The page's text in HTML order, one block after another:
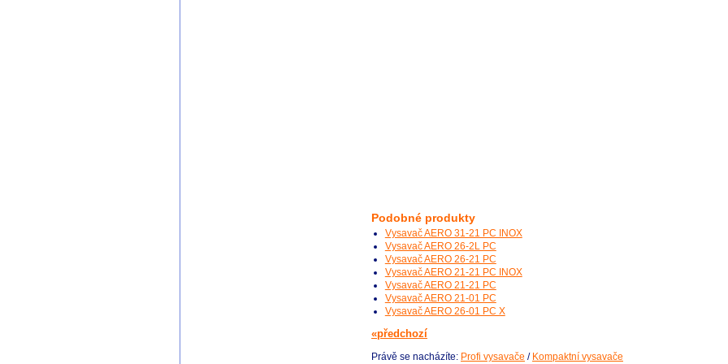
Podobné produkty
Vysavač AERO 31-21 PC INOX
Vysavač AERO 26-2L PC
Vysavač AERO 26-21 PC
Vysavač AERO 21-21 PC INOX
Vysavač AERO 21-21 PC
Vysavač AERO 21-01 PC
Vysavač AERO 26-01 PC X
«předchozí
Právě se nacházíte: Profi vysavače / Kompaktní vysavače